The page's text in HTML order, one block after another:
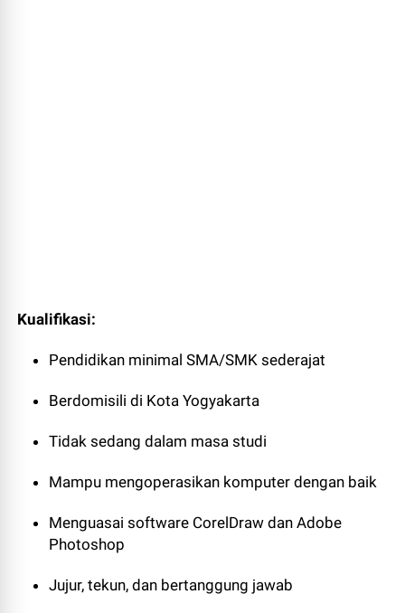
Kualifikasi:
Pendidikan minimal SMA/SMK sederajat
Berdomisili di Kota Yogyakarta
Tidak sedang dalam masa studi
Mampu mengoperasikan komputer dengan baik
Menguasai software CorelDraw dan Adobe
Photoshop
Jujur, tekun, dan bertanggung jawab